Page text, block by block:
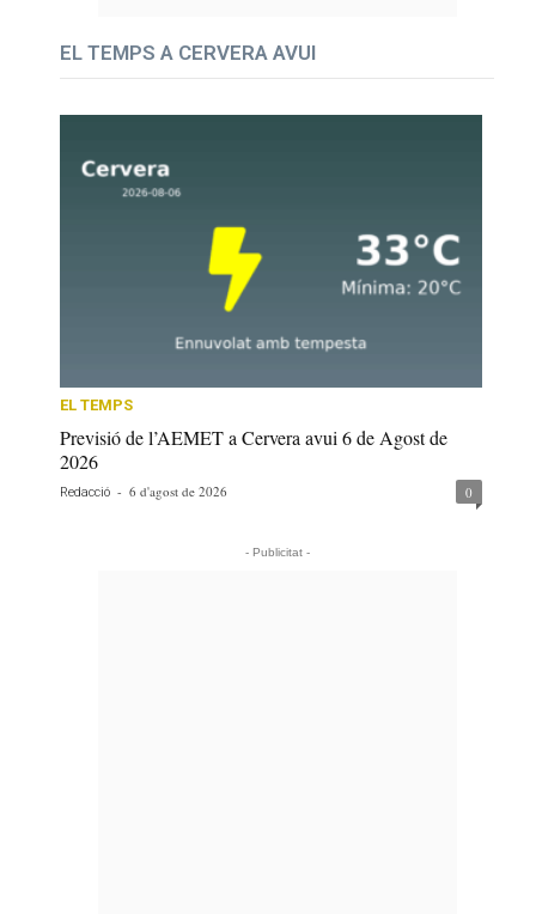
EL TEMPS A CERVERA AVUI
EL TEMPS
Previsió de l’AEMET a Cervera avui 6 de Agost de
2026
Redacció - 6 d'agost de 2026 0
- Publicitat -